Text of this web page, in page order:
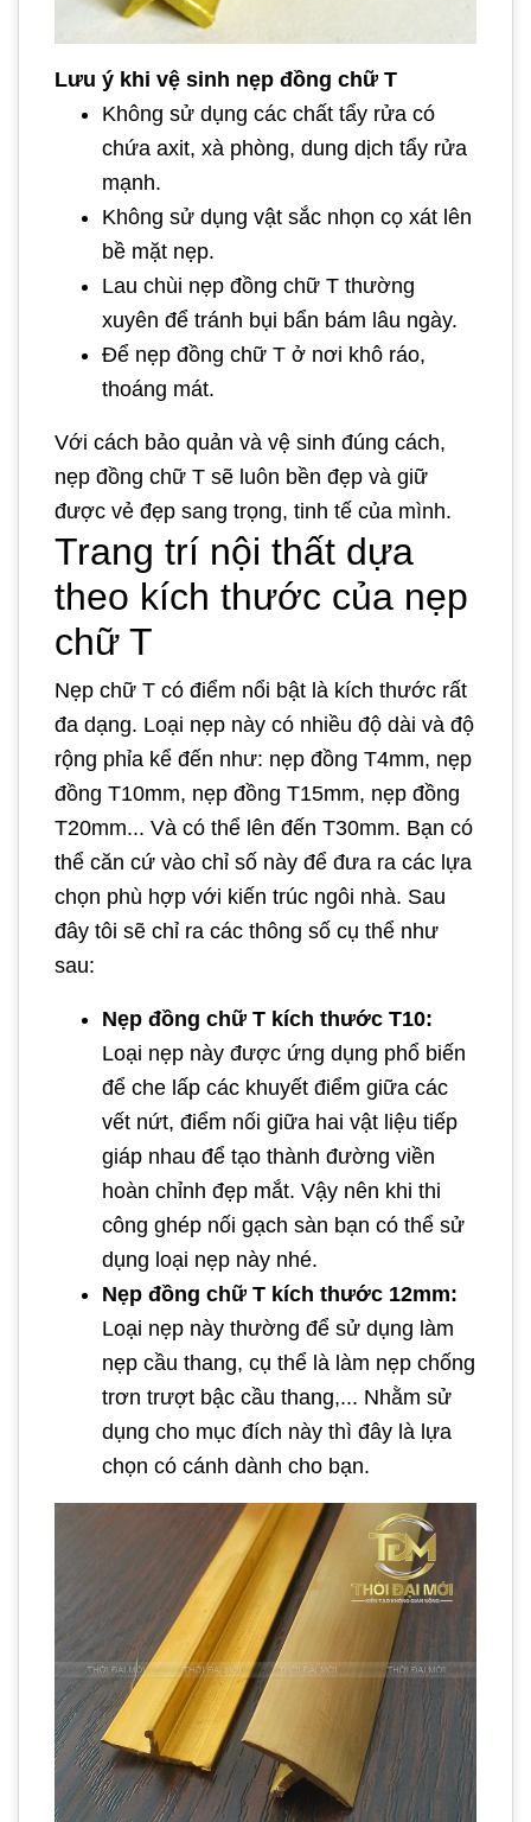
Lưu ý khi vệ sinh nẹp đồng chữ T
Không sử dụng các chất tẩy rửa có
chứa axit, xà phòng, dung dịch tẩy rửa
mạnh.
Không sử dụng vật sắc nhọn cọ xát lên
bề mặt nẹp.
Lau chùi nẹp đồng chữ T thường
xuyên để tránh bụi bẩn bám lâu ngày.
Để nẹp đồng chữ T ở nơi khô ráo,
thoáng mát.
Với cách bảo quản và vệ sinh đúng cách,
nẹp đồng chữ T sẽ luôn bền đẹp và giữ
được vẻ đẹp sang trọng, tinh tế của mình.
Trang trí nội thất dựa
theo kích thước của nẹp
chữ T
Nẹp chữ T có điểm nổi bật là kích thước rất
đa dạng. Loại nẹp này có nhiều độ dài và độ
rộng phỉa kể đến như: nẹp đồng T4mm, nẹp
đồng T10mm, nẹp đồng T15mm, nẹp đồng
T20mm... Và có thể lên đến T30mm. Bạn có
thể căn cứ vào chỉ số này để đưa ra các lựa
chọn phù hợp với kiến trúc ngôi nhà. Sau
đây tôi sẽ chỉ ra các thông số cụ thể như
sau:
Nẹp đồng chữ T kích thước T10:
Loại nẹp này được ứng dụng phổ biến
để che lấp các khuyết điểm giữa các
vết nứt, điểm nối giữa hai vật liệu tiếp
giáp nhau để tạo thành đường viền
hoàn chỉnh đẹp mắt. Vậy nên khi thi
công ghép nối gạch sàn bạn có thể sử
dụng loại nẹp này nhé.
Nẹp đồng chữ T kích thước 12mm:
Loại nẹp này thường để sử dụng làm
nẹp cầu thang, cụ thể là làm nẹp chống
trơn trượt bậc cầu thang,... Nhằm sử
dụng cho mục đích này thì đây là lựa
chọn có cánh dành cho bạn.